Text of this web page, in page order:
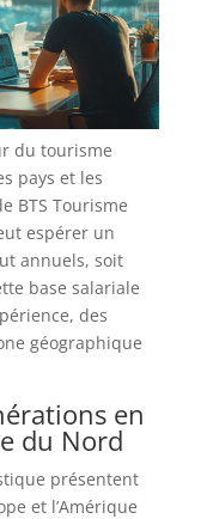
du tourisme
pays et les
BTS Tourisme
espérer un
annuels, soit
base salariale
des
géographique
en
du Nord
présentent
et l’Amérique